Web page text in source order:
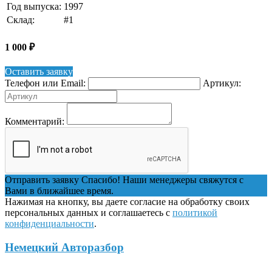
Год выпуска: 1997
Склад:
#1
1 000 ₽
Оставить заявку
Телефон или Email:
Артикул:
Комментарий:
Отправить заявку Спасибо! Наши менеджеры свяжутся с
Вами в ближайшее время.
Нажимая на кнопку, вы даете согласие на обработку своих
персональных данных и соглашаетесь с политикой
конфиденциальности.
Немецкий Авторазбор